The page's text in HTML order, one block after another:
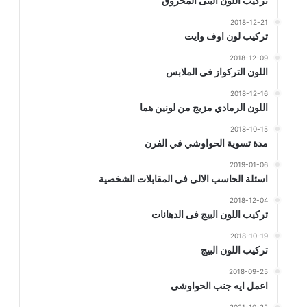
2018-12-21
تركيب لون اوف وايت
2018-12-09
اللون التركواز فى الملابس
2018-12-16
اللون الرمادي مزيج من لونين هما
2018-10-15
مدة تسوية الحواوشي في الفرن
2019-01-06
اسئلة الحاسب الالى فى المقابلات الشخصية
2018-12-04
تركيب اللون البيج فى الدهانات
2018-10-19
تركيب اللون البيج
2018-09-25
اعمل ايه جنب الحواوشى